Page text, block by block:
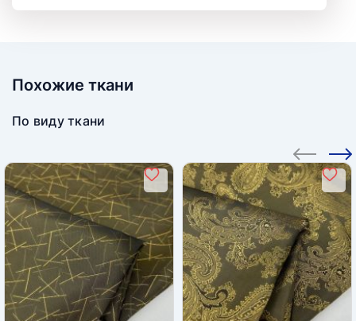
Похожие ткани
По виду ткани